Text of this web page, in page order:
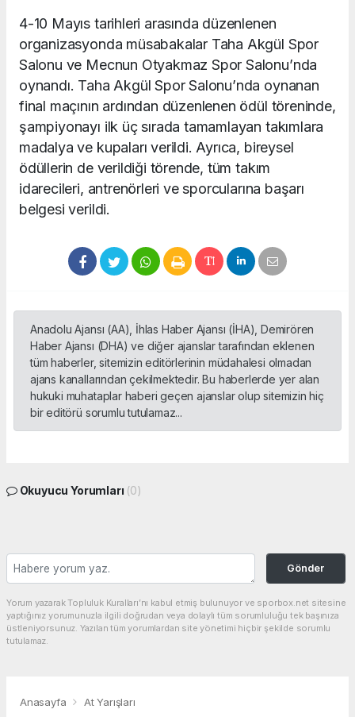
4-10 Mayıs tarihleri arasında düzenlenen
organizasyonda müsabakalar Taha Akgül Spor
Salonu ve Mecnun Otyakmaz Spor Salonu’nda
oynandı. Taha Akgül Spor Salonu’nda oynanan
final maçının ardından düzenlenen ödül töreninde,
şampiyonayı ilk üç sırada tamamlayan takımlara
madalya ve kupaları verildi. Ayrıca, bireysel
ödüllerin de verildiği törende, tüm takım
idarecileri, antrenörleri ve sporcularına başarı
belgesi verildi.
Anadolu Ajansı (AA), İhlas Haber Ajansı (İHA), Demirören
Haber Ajansı (DHA) ve diğer ajanslar tarafından eklenen
tüm haberler, sitemizin editörlerinin müdahalesi olmadan
ajans kanallarından çekilmektedir. Bu haberlerde yer alan
hukuki muhataplar haberi geçen ajanslar olup sitemizin hiç
bir editörü sorumlu tutulamaz...
Okuyucu Yorumları (0)
Gönder
Yorum yazarak Topluluk Kuralları’nı kabul etmiş bulunuyor ve sporbox.net sitesine
yaptığınız yorumunuzla ilgili doğrudan veya dolaylı tüm sorumluluğu tek başınıza
üstleniyorsunuz. Yazılan tüm yorumlardan site yönetimi hiçbir şekilde sorumlu
tutulamaz.
Anasayfa At Yarışları